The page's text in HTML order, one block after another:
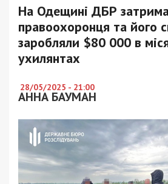
На Одещині ДБР
правоохоронця та його
заробляли $80 000 в
ухилянтах
28/05/2025 - 21:00
АННА БАУМАН